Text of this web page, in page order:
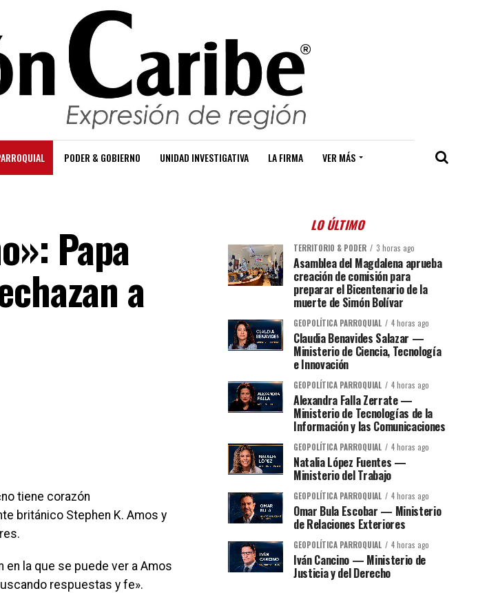
PODER & GOBIERNO UNIDAD INVESTIGATIVA LA FIRMA VER MÁS
Papa
a
tiene corazón
británico Stephen K. Amos y
la que se puede ver a Amos
respuestas y fe».
LO ÚLTIMO
TERRITORIO & PODER 3 horas ago
Asamblea del Magdalena aprueba
creación de comisión para
preparar el Bicentenario de la
muerte de Simón Bolívar
GEOPOLÍTICA PARROQUIAL 4 horas ago
Claudia Benavides Salazar —
Ministerio de Ciencia, Tecnología
e Innovación
GEOPOLÍTICA PARROQUIAL 4 horas ago
Alexandra Falla Zerrate —
Ministerio de Tecnologías de la
Información y las Comunicaciones
GEOPOLÍTICA PARROQUIAL 4 horas ago
Natalia López Fuentes —
Ministerio del Trabajo
GEOPOLÍTICA PARROQUIAL 4 horas ago
Omar Bula Escobar — Ministerio
de Relaciones Exteriores
GEOPOLÍTICA PARROQUIAL 4 horas ago
Iván Cancino — Ministerio de
Justicia y del Derecho